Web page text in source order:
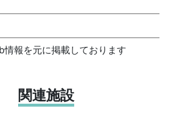
情報を元に掲載しております
関連施設